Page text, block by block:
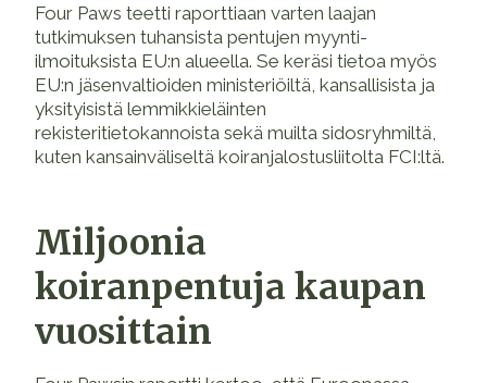
Four Paws teetti raporttiaan varten laajan
tutkimuksen tuhansista pentujen myynti-
ilmoituksista EU:n alueella. Se keräsi tietoa myös
EU:n jäsenvaltioiden ministeriöiltä, kansallisista ja
yksityisistä lemmikkieläinten
rekisteritietokannoista sekä muilta sidosryhmiltä,
kuten kansainväliseltä koiranjalostusliitolta FCI:ltä.
Miljoonia
koiranpentuja kaupan
vuosittain